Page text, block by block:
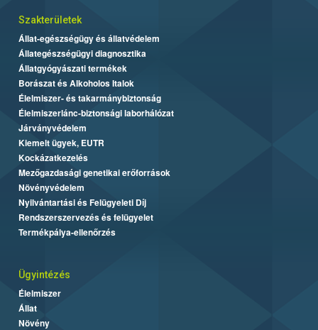
Szakterületek
Állat-egészségügy és állatvédelem
Állategészségügyi diagnosztika
Állatgyógyászati termékek
Borászat és Alkoholos Italok
Élelmiszer- és takarmánybiztonság
Élelmiszerlánc-biztonsági laborhálózat
Járványvédelem
Kiemelt ügyek, EUTR
Kockázatkezelés
Mezőgazdasági genetikai erőforrások
Növényvédelem
Nyilvántartási és Felügyeleti Díj
Rendszerszervezés és felügyelet
Termékpálya-ellenőrzés
Ügyintézés
Élelmiszer
Állat
Növény